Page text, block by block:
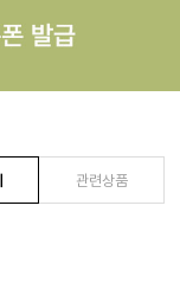
관련상품